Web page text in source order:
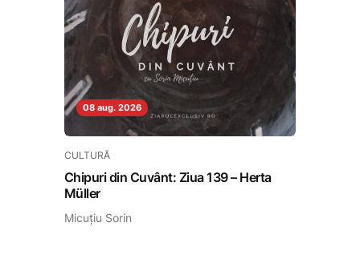
08 aug. 2026
CULTURĂ
Chipuri din Cuvânt: Ziua 139 – Herta
Müller
Micuțiu Sorin